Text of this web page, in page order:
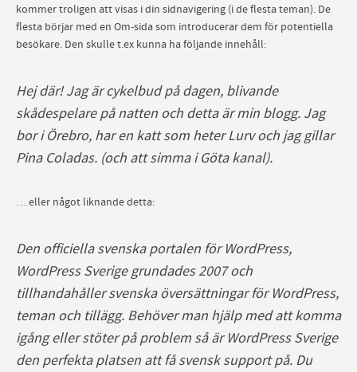
kommer troligen att visas i din sidnavigering (i de flesta teman). De
flesta börjar med en Om-sida som introducerar dem för potentiella
besökare. Den skulle t.ex kunna ha följande innehåll:
Hej där! Jag är cykelbud på dagen, blivande
skådespelare på natten och detta är min blogg. Jag
bor i Örebro, har en katt som heter Lurv och jag gillar
Pina Coladas. (och att simma i Göta kanal).
… eller något liknande detta:
Den officiella svenska portalen för WordPress,
WordPress Sverige grundades 2007 och
tillhandahåller svenska översättningar för WordPress,
teman och tillägg. Behöver man hjälp med att komma
igång eller stöter på problem så är WordPress Sverige
den perfekta platsen att få svensk support på. Du